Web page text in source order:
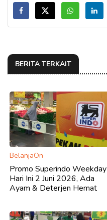
BERITA TERKAIT
BelanjaOn
Promo Superindo Weekday
Hari Ini 2 Juni 2026, Ada
Ayam & Deterjen Hemat